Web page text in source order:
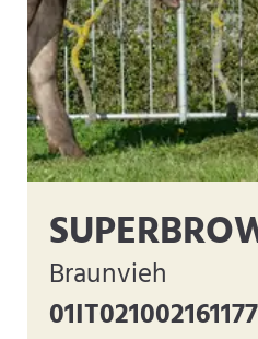
Braunvieh
01IT021002161177